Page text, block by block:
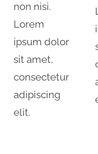
non nisi.
Lorem
ipsum dolor
sit amet,
consectetur
adipiscing
elit.